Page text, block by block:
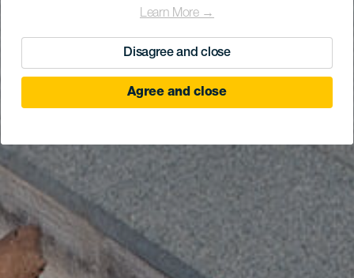
Learn More →
Disagree and close
Agree and close